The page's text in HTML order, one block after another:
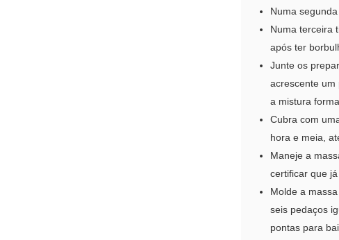
Numa
Numa terceira
após ter
Junte os
acrescente um
a mistura
Cubra com
hora e meia,
Maneje a
certificar que
Molde a
seis pedaços
pontas para